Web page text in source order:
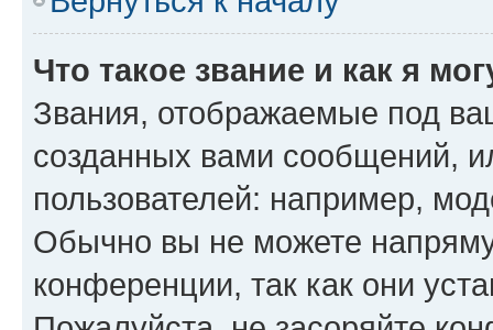
Что такое звание и как я
Звания, отображаемые под
созданных вами сообщений,
пользователей: например,
Обычно вы не можете
конференции, так как они